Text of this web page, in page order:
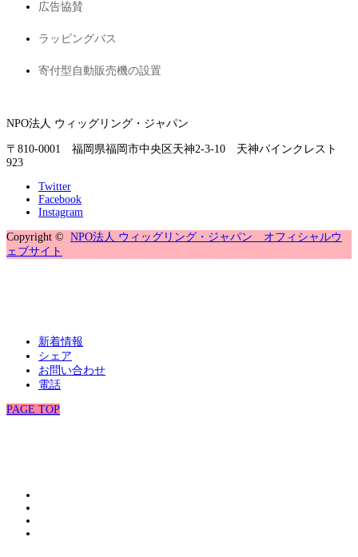
広告協賛
ラッピングバス
寄付型自動販売機の設置
NPO法人 ウィッグリング・ジャパン
〒810-0001 福岡県福岡市中央区天神2-3-10 天神パインクレスト
923
Twitter
Facebook
Instagram
Copyright © NPO法人 ウィッグリング・ジャパン オフィシャルウ
ェブサイト
新着情報
シェア
お問い合わせ
電話
PAGE TOP